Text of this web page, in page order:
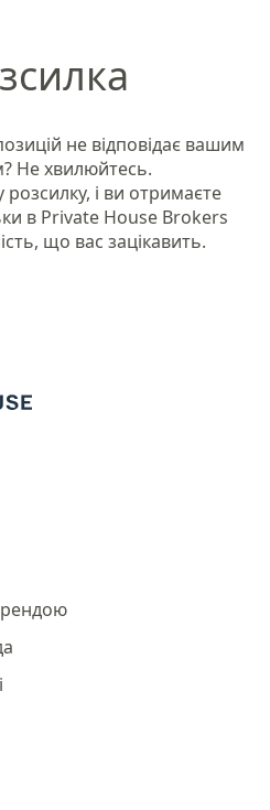
не відповідає вашим
Не хвилюйтесь.
і ви отримаєте
в Private House Brokers
що вас зацікавить.